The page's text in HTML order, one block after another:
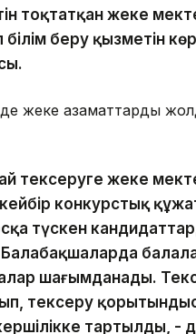
тоқтатқан жеке
беру қызметін
жеке азаматтардың
тексеруге жеке
конкурстық
түскен
шағымданады.
тексеру
тартылды, -